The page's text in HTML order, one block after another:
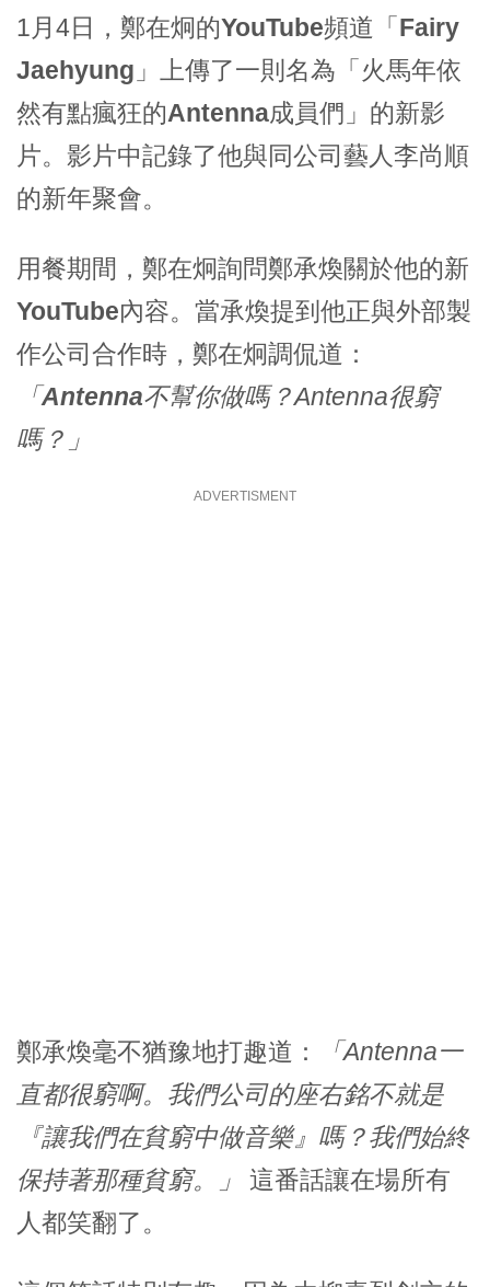
1月4日， 鄭在炯的YouTube頻道「Fairy
Jaehyung 」上傳了一則名為「火馬年依
然有點瘋狂的Antenna成員們 」的新影
片。影片中記錄了他與同公司藝人李尚順
的新年聚會。
用餐期間， 鄭在炯詢問鄭承煥關於他的新
YouTube內容。當承煥提到他正與外部製
作公司合作時， 鄭在炯調侃道：
「Antenna不幫你做嗎？Antenna很窮
嗎？」
ADVERTISMENT
鄭承煥毫不猶豫地打趣道：
「Antenna一
直都很窮啊。我們公司的座右銘不就是
『讓我們在貧窮中做音樂』 嗎？我們始終
保持著那種貧窮。」
這番話讓在場所有
人都笑翻了。